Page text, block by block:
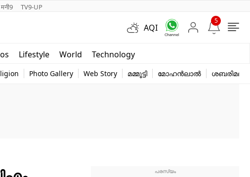
मनी9 TV9-UP
AQI
5
Lifestyle World Technology
StoryPhoto Gallery Web Story മമ്മൂട്ടി മോഹൻലാൽ ശബരിമല